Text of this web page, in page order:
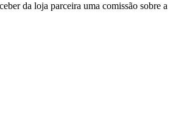
da loja parceira uma comissão sobre a